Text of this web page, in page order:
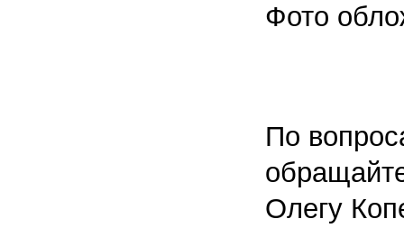
Фото
По
Олегу